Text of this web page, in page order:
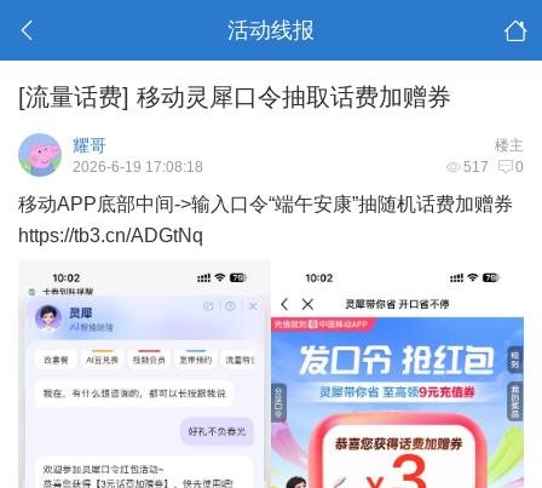
活动线报
[流量话费] 移动灵犀口令抽取话费加赠券
楼主
耀哥
517 0
2026-6-19 17:08:18
移动APP底部中间->输入口令“端午安康”抽随机话费加赠券
https://tb3.cn/ADGtNq